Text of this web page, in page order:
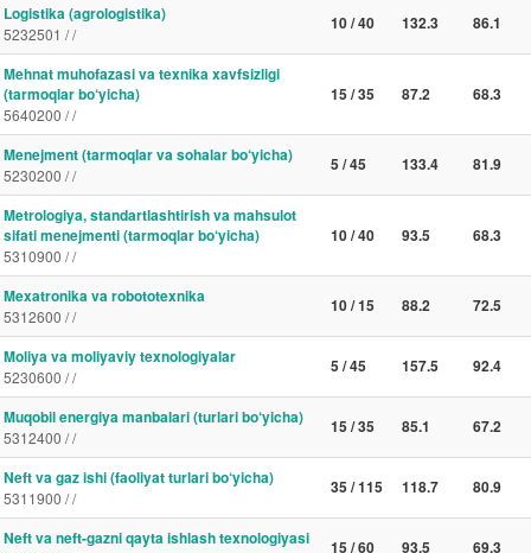
Logistika (agrologistika)
5232501 / /
10 / 40 132.3 86.1
Mehnat muhofazasi va texnika xavfsizligi
(tarmoqlar bo‘yicha)
5640200 / /
15 / 35 87.2 68.3
Menejment (tarmoqlar va sohalar bo‘yicha)
5230200 / /
5 / 45 133.4 81.9
Metrologiya, standartlashtirish va mahsulot
sifati menejmenti (tarmoqlar bo‘yicha)
5310900 / /
10 / 40 93.5 68.3
Mexatronika va robototexnika
5312600 / /
10 / 15 88.2 72.5
Moliya va moliyaviy texnologiyalar
5230600 / /
5 / 45 157.5 92.4
Muqobil energiya manbalari (turlari bo‘yicha)
5312400 / /
15 / 35 85.1 67.2
Neft va gaz ishi (faoliyat turlari bo‘yicha)
5311900 / /
35 / 115 118.7 80.9
Neft va neft-gazni qayta ishlash texnologiyasi 15 / 60 93.5 69.3